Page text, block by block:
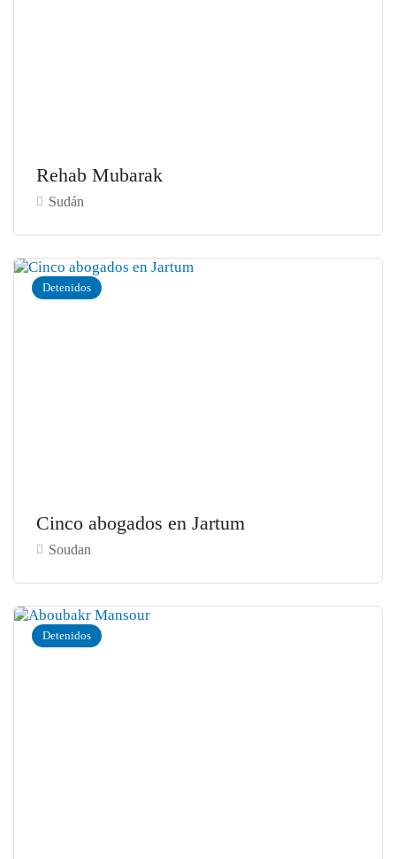
Rehab Mubarak
Sudán
Detenidos
Cinco abogados en Jartum
Soudan
Detenidos